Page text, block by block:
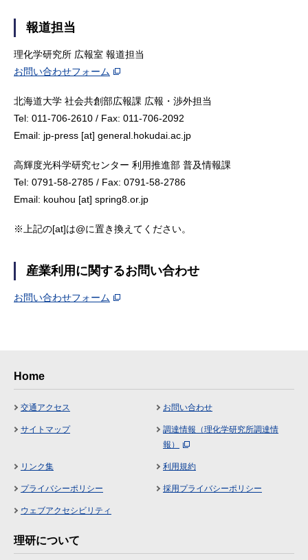
報道担当
理化学研究所 広報室 報道担当
お問い合わせフォーム
北海道大学 社会共創部広報課 広報・渉外担当
Tel: 011-706-2610 / Fax: 011-706-2092
Email: jp-press [at] general.hokudai.ac.jp
高輝度光科学研究センター 利用推進部 普及情報課
Tel: 0791-58-2785 / Fax: 0791-58-2786
Email: kouhou [at] spring8.or.jp
※上記の[at]は@に置き換えてください。
産業利用に関するお問い合わせ
お問い合わせフォーム
Home
交通アクセス お問い合わせ
サイトマップ
調達情報（理化学研究所調達情
報）
リンク集 利用規約
プライバシーポリシー 採用プライバシーポリシー
ウェブアクセシビリティ
理研について